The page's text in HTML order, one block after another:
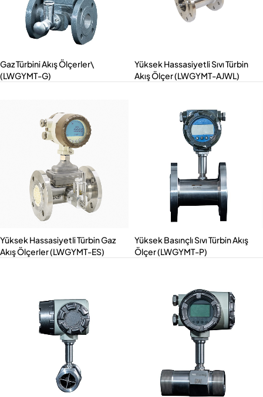
Gaz Türbini Akış Ölçerler\
(LWGYMT-G)
Yüksek Hassasiyetli Sıvı Türbin
Akış Ölçer (LWGYMT-AJWL)
Yüksek Hassasiyetli Türbin Gaz
Akış Ölçerler (LWGYMT-ES)
Yüksek Basınçlı Sıvı Türbin Akış
Ölçer (LWGYMT-P)